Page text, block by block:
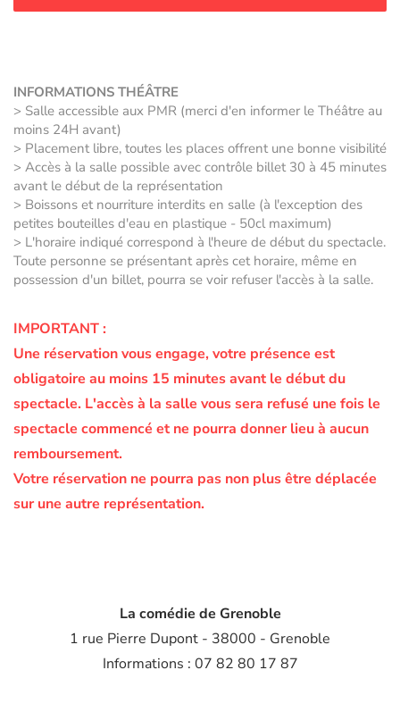
INFORMATIONS THÉÂTRE
> Salle accessible aux PMR (merci d'en informer le Théâtre au
moins 24H avant)
> Placement libre, toutes les places offrent une bonne visibilité
> Accès à la salle possible avec contrôle billet 30 à 45 minutes
avant le début de la représentation
> Boissons et nourriture interdits en salle (à l'exception des
petites bouteilles d'eau en plastique - 50cl maximum)
> L'horaire indiqué correspond à l'heure de début du spectacle.
Toute personne se présentant après cet horaire, même en
possession d'un billet, pourra se voir refuser l'accès à la salle.
IMPORTANT :
Une réservation vous engage, votre présence est
obligatoire au moins 15 minutes avant le début du
spectacle. L'accès à la salle vous sera refusé une fois le
spectacle commencé et ne pourra donner lieu à aucun
remboursement.
Votre réservation ne pourra pas non plus être déplacée
sur une autre représentation.
La comédie de Grenoble
1 rue Pierre Dupont - 38000 - Grenoble
Informations : 07 82 80 17 87